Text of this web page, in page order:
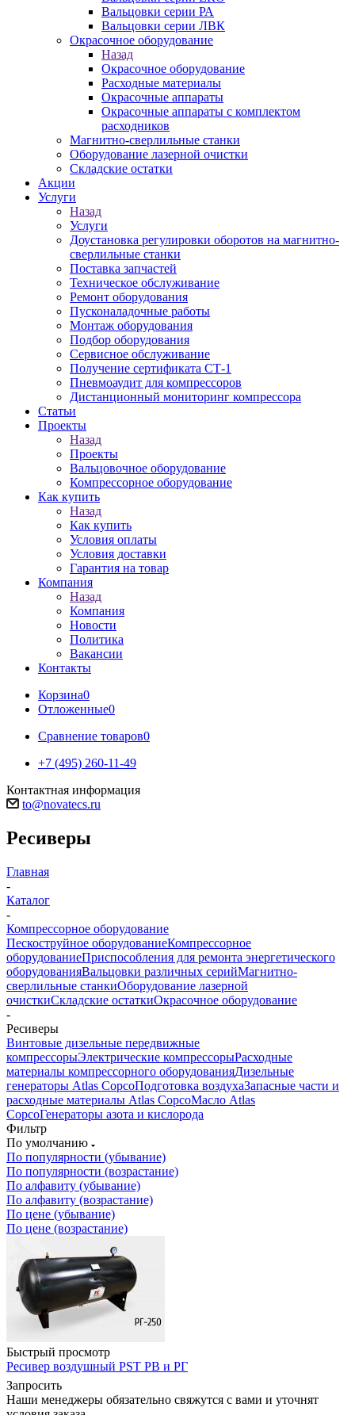
Вальцовки серии РА
Вальцовки серии ЛВК
Окрасочное оборудование
Назад
Окрасочное оборудование
Расходные материалы
Окрасочные аппараты
Окрасочные аппараты с комплектом
расходников
Магнитно-сверлильные станки
Оборудование лазерной очистки
Складские остатки
Акции
Услуги
Назад
Услуги
Доустановка регулировки оборотов на магнитно-
сверлильные станки
Поставка запчастей
Техническое обслуживание
Ремонт оборудования
Пусконаладочные работы
Монтаж оборудования
Подбор оборудования
Сервисное обслуживание
Получение сертификата СТ-1
Пневмоаудит для компрессоров
Дистанционный мониторинг компрессора
Статьи
Проекты
Назад
Проекты
Вальцовочное оборудование
Компрессорное оборудование
Как купить
Назад
Как купить
Условия оплаты
Условия доставки
Гарантия на товар
Компания
Назад
Компания
Новости
Политика
Вакансии
Контакты
Корзина0
Отложенные0
Сравнение товаров0
+7 (495) 260-11-49
Контактная информация
to@novatecs.ru
Ресиверы
Главная
-
Каталог
-
Компрессорное оборудование
Пескоструйное оборудованиеКомпрессорное
оборудованиеПриспособления для ремонта энергетического
оборудованияВальцовки различных серийМагнитно-
сверлильные станкиОборудование лазерной
очисткиСкладские остаткиОкрасочное оборудование
-
Ресиверы
Винтовые дизельные передвижные
компрессорыЭлектрические компрессорыРасходные
материалы компрессорного оборудованияДизельные
генераторы Atlas CopcoПодготовка воздухаЗапасные части и
расходные материалы Atlas CopcoМасло Atlas
CopcoГенераторы азота и кислорода
Фильтр
По умолчанию
По популярности (убывание)
По популярности (возрастание)
По алфавиту (убывание)
По алфавиту (возрастание)
По цене (убывание)
По цене (возрастание)
Быстрый просмотр
Ресивер воздушный PST РВ и РГ
Запросить
Наши менеджеры обязательно свяжутся с вами и уточнят